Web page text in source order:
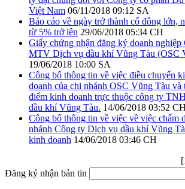
Việt Nam 06/11/2018 09:12 SA
Báo cáo về ngày trở thành cổ đông lớn,
từ 5% trở lên 29/06/2018 05:34 CH
Giấy chứng nhận đăng ký doanh
MTV Dịch vụ dầu khí Vũng Tàu (OSC
19/06/2018 10:00 SA
Công bố thông tin về việc điều chuyển
doanh của chi nhánh OSC Vũng Tàu và
điểm kinh doanh trực thuộc công ty
dầu khí Vũng Tàu. 14/06/2018 03:52 CH
Công bố thông tin về việc về việc chấm
nhánh Công ty Dịch vụ dầu khí Vũng
kinh doanh 14/06/2018 03:46 CH
Đăng ký nhận bản tin